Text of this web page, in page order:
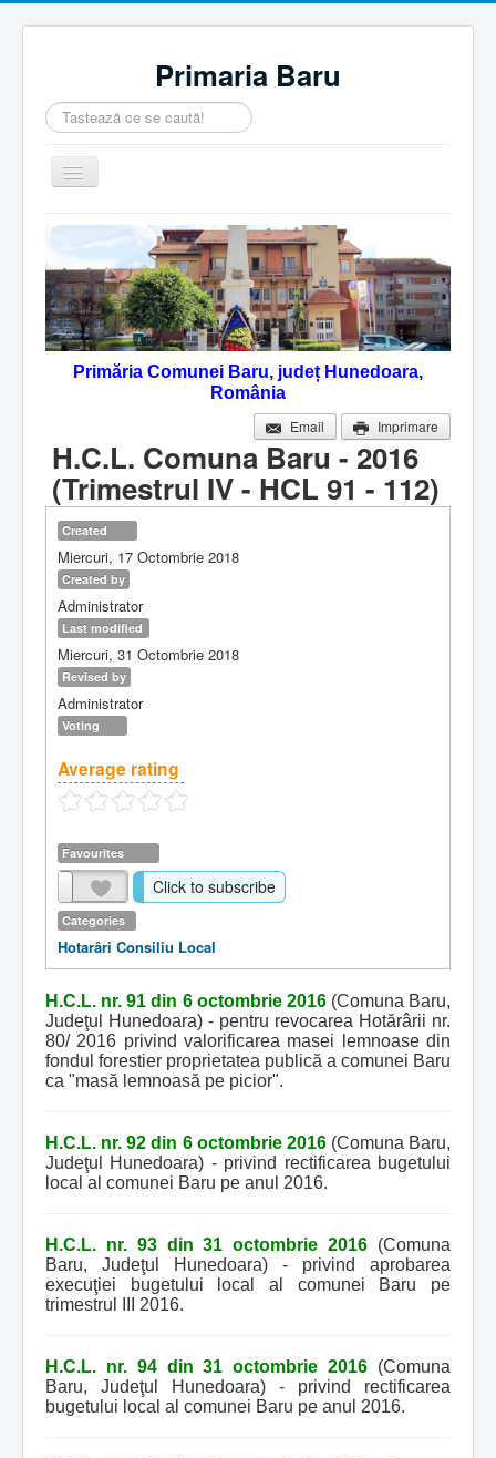
Primaria Baru
Căutare
...
Comută
navigarea
Home
Despre noi
Noutăţi
Contact
Servicii Online
Primăria Comunei Baru, județ Hunedoara,
România
Email
Imprimare
H.C.L. Comuna Baru - 2016
(Trimestrul IV - HCL 91 - 112)
Created
Miercuri, 17 Octombrie 2018
Created by
Administrator
Last modified
Miercuri, 31 Octombrie 2018
Revised by
Administrator
Voting
Average rating
Favourites
Click to subscribe
Categories
Hotarâri Consiliu Local
H.C.L. nr. 91 din 6 octombrie 2016(Comuna Baru,
Judeţul Hunedoara) - pentru revocarea Hotărârii nr.
80/ 2016 privind valorificarea masei lemnoase din
fondul forestier proprietatea publică a comunei Baru
ca "masă lemnoasă pe picior".
H.C.L. nr. 92 din 6 octombrie 2016(Comuna Baru,
Judeţul Hunedoara) - privind rectificarea bugetului
local al comunei Baru pe anul 2016.
H.C.L. nr. 93 din 31 octombrie 2016 (Comuna
Baru, Judeţul Hunedoara) - privind aprobarea
execuţiei bugetului local al comunei Baru pe
trimestrul III 2016.
H.C.L. nr. 94 din 31 octombrie 2016 (Comuna
Baru, Judeţul Hunedoara) - privind rectificarea
bugetului local al comunei Baru pe anul 2016.